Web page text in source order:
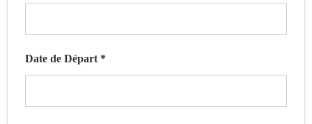
Date de Départ *